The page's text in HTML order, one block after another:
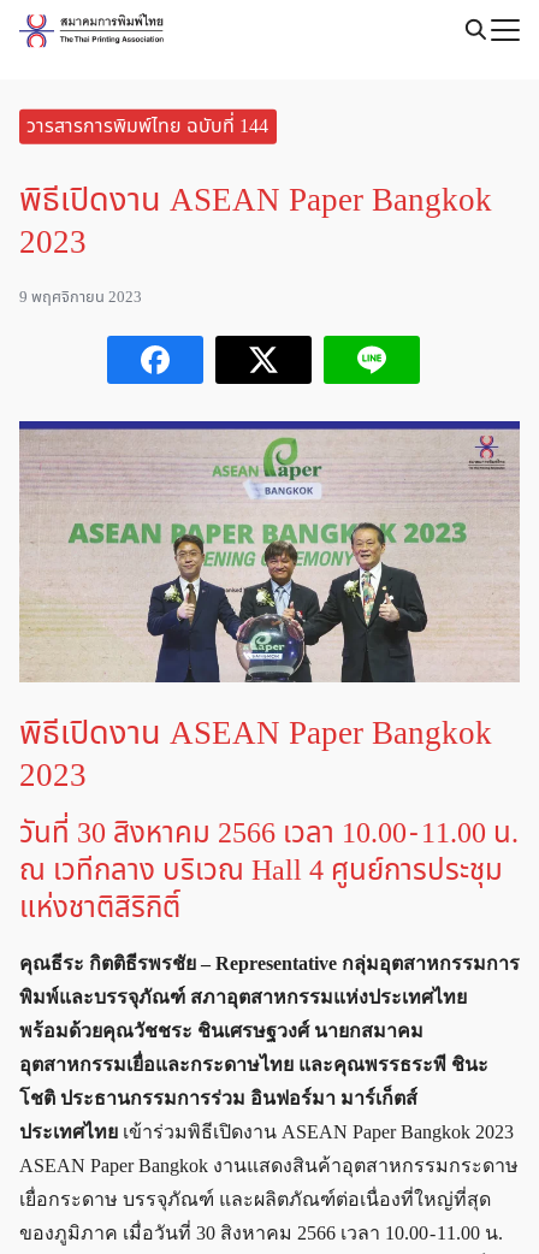
Skip
วารสารการพิมพ์ไทย ฉบับที่ 144
พิธีเปิดงาน ASEAN Paper Bangkok
2023
9 พฤศจิกายน 2023
พิธีเปิดงาน ASEAN Paper Bangkok
2023
วันที่ 30 สิงหาคม 2566 เวลา 10.00 - 11.00 น.
ณ เวทีกลาง บริเวณ Hall 4 ศูนย์การประชุม
แห่งชาติสิริกิติ์
คุณธีระ กิตติธีรพรชัย – Representative กลุ่มอุตสาหกรรมการ
พิมพ์และบรรจุภัณฑ์ สภาอุตสาหกรรมแห่งประเทศไทย
พร้อมด้วยคุณวัชชระ ชินเศรษฐวงศ์ นายกสมาคม
อุตสาหกรรมเยื่อและกระดาษไทย และคุณพรรธระพี ชินะ
โชติ ประธานกรรมการร่วม อินฟอร์มา มาร์เก็ตส์
ประเทศไทย เข้าร่วมพิธีเปิดงาน ASEAN Paper Bangkok 2023
ASEAN Paper Bangkok งานแสดงสินค้าอุตสาหกรรมกระดาษ
เยื่อกระดาษ บรรจุภัณฑ์ และผลิตภัณฑ์ต่อเนื่องที่ใหญ่ที่สุด
ของภูมิภาค เมื่อวันที่ 30 สิงหาคม 2566 เวลา 10.00 - 11.00 น.